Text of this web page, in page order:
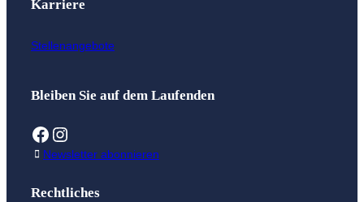
Karriere
Stellenangebote
Bleiben Sie auf dem Laufenden
Facebook
Instagram
Newsletter abonnieren
Rechtliches